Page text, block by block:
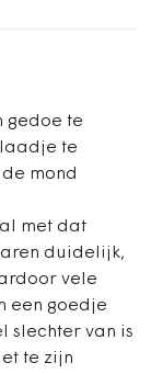
gedoe te
te
mond
met dat
duidelijk,
vele
een goedje
slechter van is
te zijn